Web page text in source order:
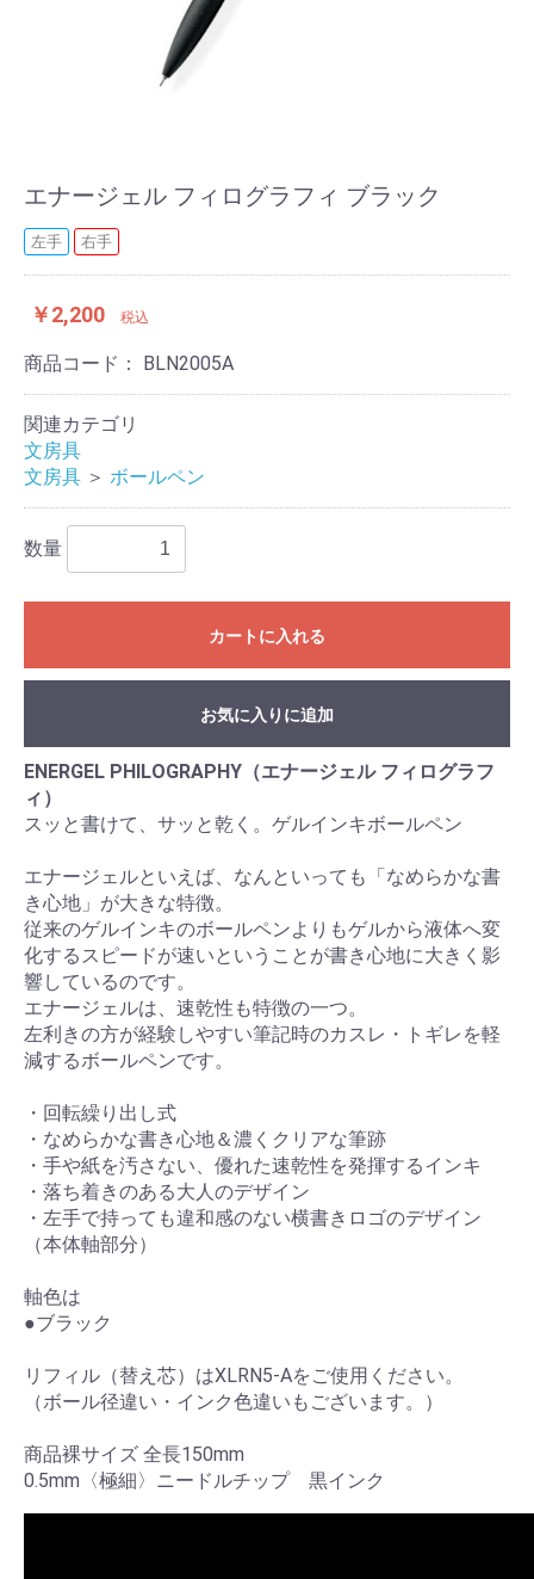
エナージェル フィログラフィ ブラック
左手 右手
￥2,200 税込
商品コード： BLN2005A
関連カテゴリ
文房具
文房具 ＞ ボールペン
数量
カートに入れる
お気に入りに追加
ENERGEL PHILOGRAPHY（エナージェル フィログラフ
ィ）
スッと書けて、サッと乾く。ゲルインキボールペン
エナージェルといえば、なんといっても「なめらかな書
き心地」が大きな特徴。
従来のゲルインキのボールペンよりもゲルから液体へ変
化するスピードが速いということが書き心地に大きく影
響しているのです。
エナージェルは、速乾性も特徴の一つ。
左利きの方が経験しやすい筆記時のカスレ・トギレを軽
減するボールペンです。
・回転繰り出し式
・なめらかな書き心地＆濃くクリアな筆跡
・手や紙を汚さない、優れた速乾性を発揮するインキ
・落ち着きのある大人のデザイン
・左手で持っても違和感のない横書きロゴのデザイン
（本体軸部分）
軸色は
●ブラック
リフィル（替え芯）はXLRN5-Aをご使用ください。
（ボール径違い・インク色違いもございます。）
商品裸サイズ 全長150mm
0.5mm〈極細〉ニードルチップ 黒インク